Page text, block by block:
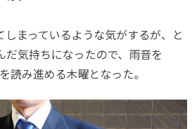
しまっているような気がするが、と
だ気持ちになったので、雨音を
読み進める木曜となった。